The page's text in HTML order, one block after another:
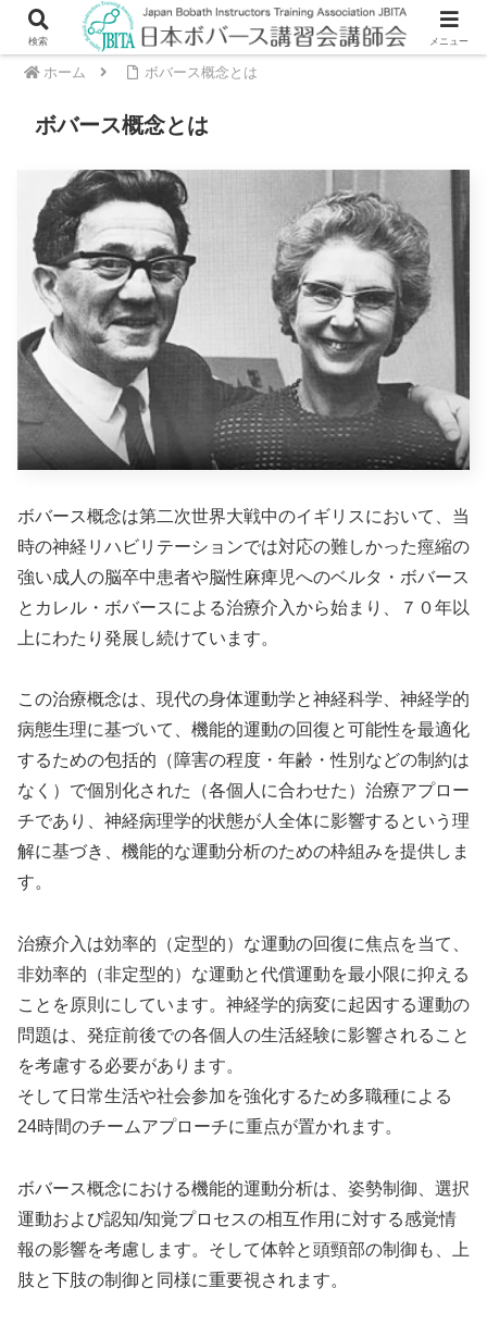
ホーム ボバース概念とは
ボバース概念とは
ボバース概念は第二次世界大戦中のイギリスにおいて、当
時の神経リハビリテーションでは対応の難しかった痙縮の
強い成人の脳卒中患者や脳性麻痺児へのベルタ・ボバース
とカレル・ボバースによる治療介入から始まり、７０年以
上にわたり発展し続けています。
この治療概念は、現代の身体運動学と神経科学、神経学的
病態生理に基づいて、機能的運動の回復と可能性を最適化
するための包括的（障害の程度・年齢・性別などの制約は
なく）で個別化された（各個人に合わせた）治療アプロー
チであり、神経病理学的状態が人全体に影響するという理
解に基づき、機能的な運動分析のための枠組みを提供しま
す。
治療介入は効率的（定型的）な運動の回復に焦点を当て、
非効率的（非定型的）な運動と代償運動を最小限に抑える
ことを原則にしています。神経学的病変に起因する運動の
問題は、発症前後での各個人の生活経験に影響されること
を考慮する必要があります。
そして日常生活や社会参加を強化するため多職種による
24時間のチームアプローチに重点が置かれます。
ボバース概念における機能的運動分析は、姿勢制御、選択
運動および認知/知覚プロセスの相互作用に対する感覚情
報の影響を考慮します。そして体幹と頭頸部の制御も、上
肢と下肢の制御と同様に重要視されます。
検索 メニュー